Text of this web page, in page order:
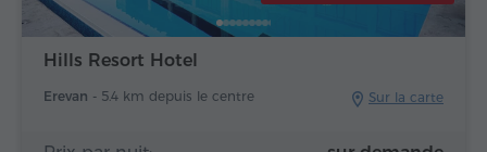
Hills Resort Hotel
Erevan - 5.4 km depuis le centre Sur la carte